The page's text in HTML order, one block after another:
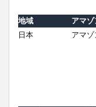
地域
アマ
日本
アマ